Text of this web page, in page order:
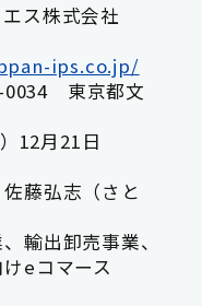
ス株式会社
ips.co.jp/
東京都文
12月21日
藤弘志（さと
輸出卸売事業、
eコマース